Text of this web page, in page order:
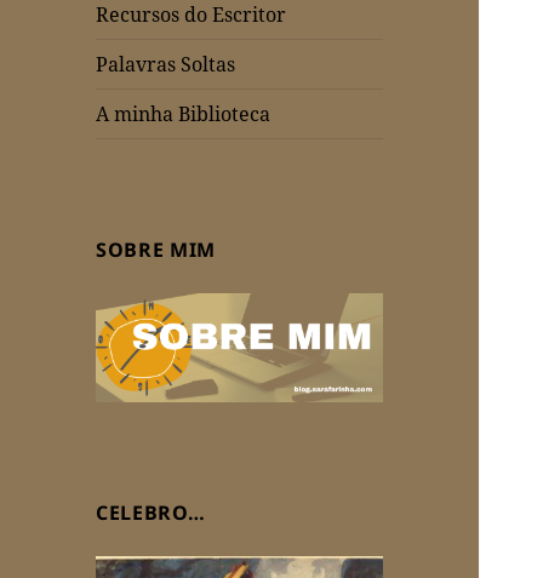
Recursos do Escritor
Palavras Soltas
A minha Biblioteca
SOBRE MIM
CELEBRO…